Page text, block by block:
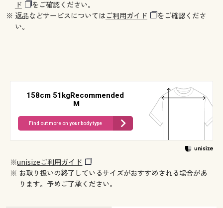
ド
をご確認ください。
※ 返品などサービスについてはご利用ガイド
をご確認くださ
い。
158cm 51kgRecommended
M
Find out more on your body type
※unisizeご利用ガイド
※ お取り扱いの終了しているサイズがおすすめされる場合があ
ります。予めご了承ください。